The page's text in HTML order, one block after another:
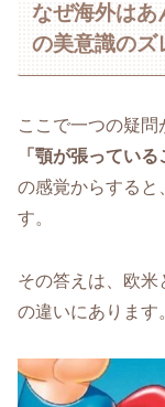
なぜ海外はあ
の美意識のズ
ここで一つの疑
「顎が張っている
の感覚からすると
す。
その答えは、欧米
の違いにあります